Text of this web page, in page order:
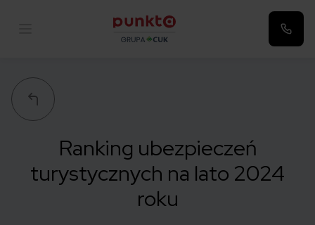
Ranking ubezpieczeń
turystycznych na lato 2024
roku